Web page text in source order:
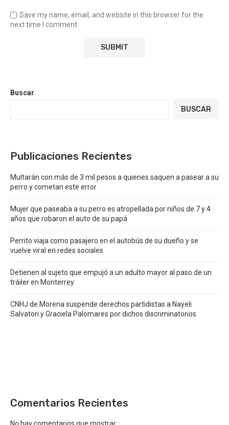
Save my name, email, and website in this browser for the
next time I comment.
Buscar
BUSCAR
Publicaciones Recientes
Multarán con más de 3 mil pesos a quienes saquen a pasear a su
perro y cometan este error
Mujer que paseaba a su perro es atropellada por niños de 7 y 4
años que robaron el auto de su papá
Perrito viaja como pasajero en el autobús de su dueño y se
vuelve viral en redes sociales
Detienen al sujeto que empujó a un adulto mayor al paso de un
tráiler en Monterrey
CNHJ de Morena suspende derechos partidistas a Nayeli
Salvatori y Graciela Palomares por dichos discriminatorios
Comentarios Recientes